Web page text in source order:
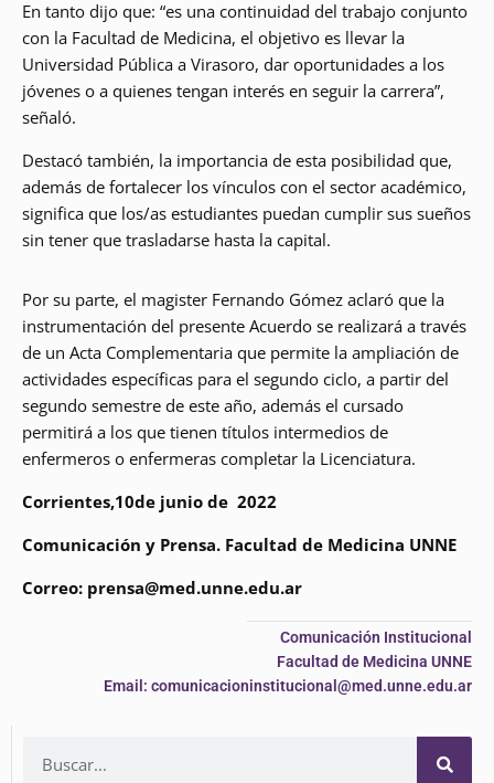
En tanto dijo que: “es una continuidad del trabajo conjunto
con la Facultad de Medicina, el objetivo es llevar la
Universidad Pública a Virasoro, dar oportunidades a los
jóvenes o a quienes tengan interés en seguir la carrera”,
señaló.
Destacó también, la importancia de esta posibilidad que,
además de fortalecer los vínculos con el sector académico,
significa que los/as estudiantes puedan cumplir sus sueños
sin tener que trasladarse hasta la capital.
Por su parte, el magister Fernando Gómez aclaró que la
instrumentación del presente Acuerdo se realizará a través
de un Acta Complementaria que permite la ampliación de
actividades específicas para el segundo ciclo, a partir del
segundo semestre de este año, además el cursado
permitirá a los que tienen títulos intermedios de
enfermeros o enfermeras completar la Licenciatura.
Corrientes,10de junio de 2022
Comunicación y Prensa. Facultad de Medicina UNNE
Correo: prensa@med.unne.edu.ar
Comunicación Institucional
Facultad de Medicina UNNE
Email: comunicacioninstitucional@med.unne.edu.ar